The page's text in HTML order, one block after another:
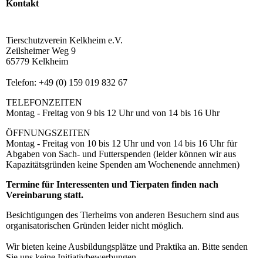
Kontakt
Tierschutzverein Kelkheim e.V.
Zeilsheimer Weg 9
65779 Kelkheim
Telefon: +49 (0) 159 019 832 67
TELEFONZEITEN
Montag - Freitag von 9 bis 12 Uhr und von 14 bis 16 Uhr
ÖFFNUNGSZEITEN
Montag - Freitag von 10 bis 12 Uhr und von 14 bis 16 Uhr für
Abgaben von Sach- und Futterspenden (leider können wir aus
Kapazitätsgründen keine Spenden am Wochenende annehmen)
Termine für Interessenten und Tierpaten finden nach
Vereinbarung statt.
Besichtigungen des Tierheims von anderen Besuchern sind aus
organisatorischen Gründen leider nicht möglich.
Wir bieten keine Ausbildungsplätze und Praktika an. Bitte senden